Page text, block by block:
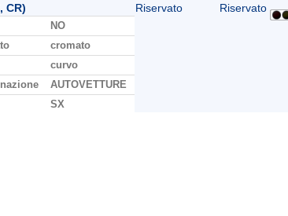
CR)
NO
cromato
curvo
AUTOVETTURE
SX
Riservato Riservato